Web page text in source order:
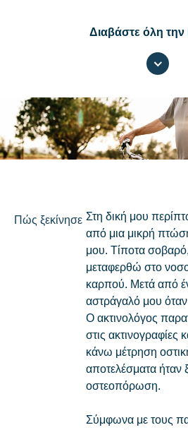
Διαβάστε όλη την
Πώς ξεκίνησε Στη δική μου
από μια μικρή
μου. Τίποτα
μεταφερθώ στο
καρπού. Μετά από
αστράγαλό μου
Ο ακτινολόγος
στις ακτινογραφίες
κάνω μέτρηση
αποτελέσματα ήταν
οστεοπόρωση.
Σύμφωνα με τους